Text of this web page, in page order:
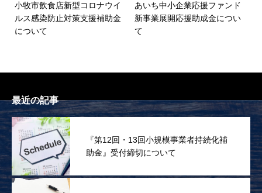
小牧市飲食店新型コロナウイ
ルス感染防止対策支援補助金
について
あいち中小企業応援ファンド
新事業展開応援助成金につい
て
最近の記事
『第12回・13回小規模事業者持続化補
助金』受付締切について